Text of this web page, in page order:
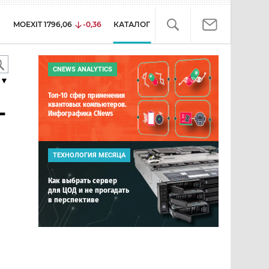
MOEXIT 1796,06 -0,36 КАТАЛОГ
CNEWS ANALYTICS
Топ-10 сфер применения
квантовых компьютеров.
Инфографика CNews
ТЕХНОЛОГИЯ МЕСЯЦА
Как выбрать сервер
для ЦОД и не прогадать
в перспективе